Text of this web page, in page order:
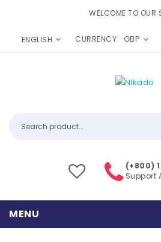
WELCOME TO OUR
ENGLISH CURRENCY: GBP
(+800)
Support
MENU